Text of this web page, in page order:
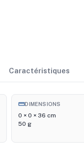
Caractéristiques
straightenDIMENSIONS
0 × 0 × 36 cm
50 g